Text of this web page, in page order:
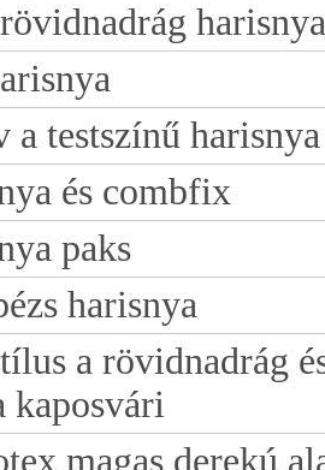
a testszínű
és combfix
paks
harisnya
a rövidnadrág
kaposvári
magas derekú